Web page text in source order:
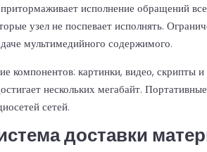
исполнение обращений
узел не поспевает исполнять.
мультимедийного содержимого.
компонентов: картинки, видео, скрипты
нескольких мегабайт.
сетей.
доставки